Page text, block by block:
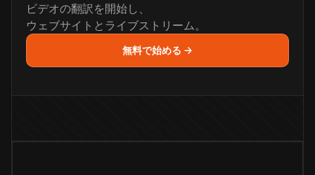
ビデオの翻訳を開始し、
ウェブサイトとライブストリーム。
無料で始める →